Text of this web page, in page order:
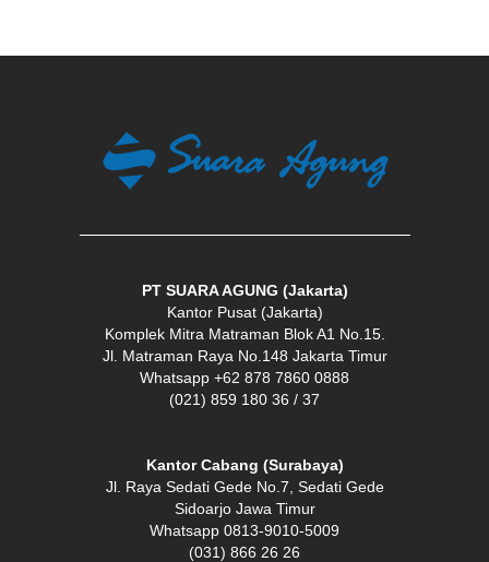
PT SUARA AGUNG (Jakarta)
Kantor Pusat (Jakarta)
Komplek Mitra Matraman Blok A1 No.15.
Jl. Matraman Raya No.148 Jakarta Timur
Whatsapp +62 878 7860 0888
(021) 859 180 36 / 37
Kantor Cabang (Surabaya)
Jl. Raya Sedati Gede No.7, Sedati Gede
Sidoarjo Jawa Timur
Whatsapp 0813-9010-5009
(031) 866 26 26